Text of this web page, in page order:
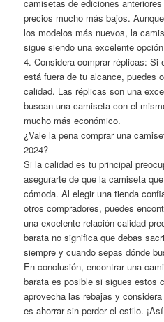
camisetas de ediciones
precios mucho más bajos.
los modelos más nuevos, la
sigue siendo una excelente
4. Considera comprar réplicas: Si
está fuera de tu alcance, puedes
calidad. Las réplicas son una
buscan una camiseta con el
mucho más económico.
¿Vale la pena comprar una
2024?
Si la calidad es tu principal
asegurarte de que la camiseta
cómoda. Al elegir una tienda
otros compradores, puedes
una excelente relación calidad-
barata no significa que debas
siempre y cuando sepas dónde
En conclusión, encontrar una
barata es posible si sigues estos
aprovecha las rebajas y
es ahorrar sin perder el estilo.